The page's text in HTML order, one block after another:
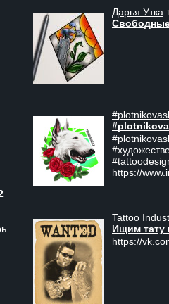
Дарья Утка
https://
Tattoo
Ищим тату
https://